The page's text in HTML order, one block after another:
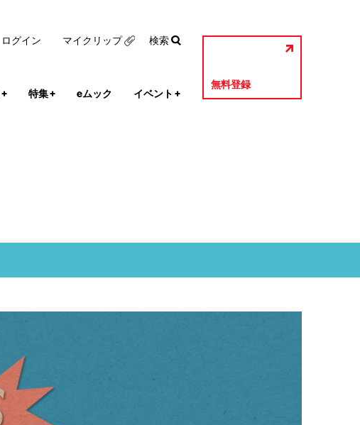
+ 特集+ eムック イベント +
無料登録
ログイン マイクリップ 検索